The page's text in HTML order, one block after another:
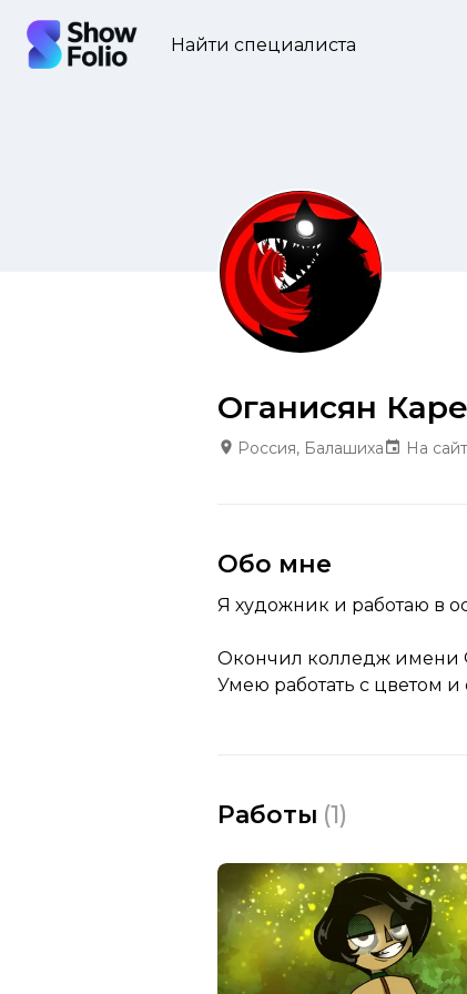
Найти специалиста
Оганисян
Россия, Балашиха На
Обо мне
Я художник и работаю в
Окончил колледж имени
Умею работать с цветом и
Работы (1)